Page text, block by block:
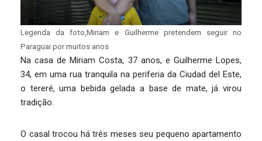
Legenda da foto,Miriam e Guilherme pretendem seguir no
Paraguai por muitos anos
Na casa de Miriam Costa, 37 anos, e Guilherme Lopes,
34, em uma rua tranquila na periferia da Ciudad del Este,
o tereré, uma bebida gelada a base de mate, já virou
tradição.
O casal trocou há três meses seu pequeno apartamento